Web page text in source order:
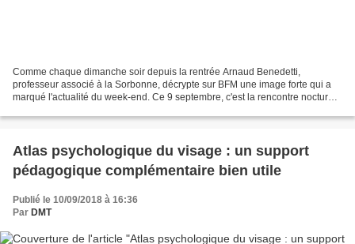
Comme chaque dimanche soir depuis la rentrée Arnaud Benedetti,
professeur associé à la Sorbonne, décrypte sur BFM une image forte qui a
marqué l'actualité du week-end. Ce 9 septembre, c'est la rencontre nocturne
Atlas psychologique du visage : un support
pédagogique complémentaire bien utile
Publié le 10/09/2018 à 16:36
Par DMT